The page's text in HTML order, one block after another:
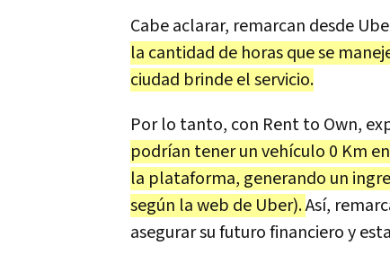
Cabe aclarar, remarcan desde
la cantidad de horas que se
ciudad brinde el servicio.
Por lo tanto, con Rent to Own,
podrían tener un vehículo 0 Km
la plataforma, generando un
según la web de Uber).Así,
asegurar su futuro financiero y